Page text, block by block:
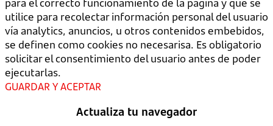
utilice para recolectar información personal del usuario
vía analytics, anuncios, u otros contenidos embebidos,
se definen como cookies no necesarisa. Es obligatorio
solicitar el consentimiento del usuario antes de poder
ejecutarlas.
GUARDAR Y ACEPTAR
Actualiza tu navegador